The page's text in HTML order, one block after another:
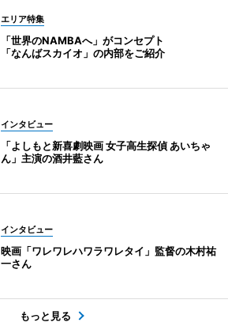
エリア特集
「世界のNAMBAへ」がコンセプト
「なんばスカイオ」の内部をご紹介
インタビュー
「よしもと新喜劇映画 女子高生探偵 あいちゃ
ん」主演の酒井藍さん
インタビュー
映画「ワレワレハワラワレタイ」監督の木村祐
一さん
もっと見る